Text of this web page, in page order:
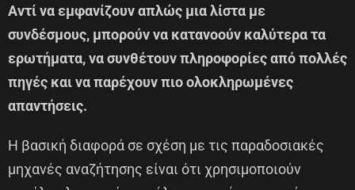
Αντί να εμφανίζουν απλώς μια λίστα με
συνδέσμους, μπορούν να κατανοούν καλύτερα τα
ερωτήματα, να συνθέτουν πληροφορίες από πολλές
πηγές και να παρέχουν πιο ολοκληρωμένες
απαντήσεις.
Η βασική διαφορά σε σχέση με τις παραδοσιακές
μηχανές αναζήτησης είναι ότι χρησιμοποιούν